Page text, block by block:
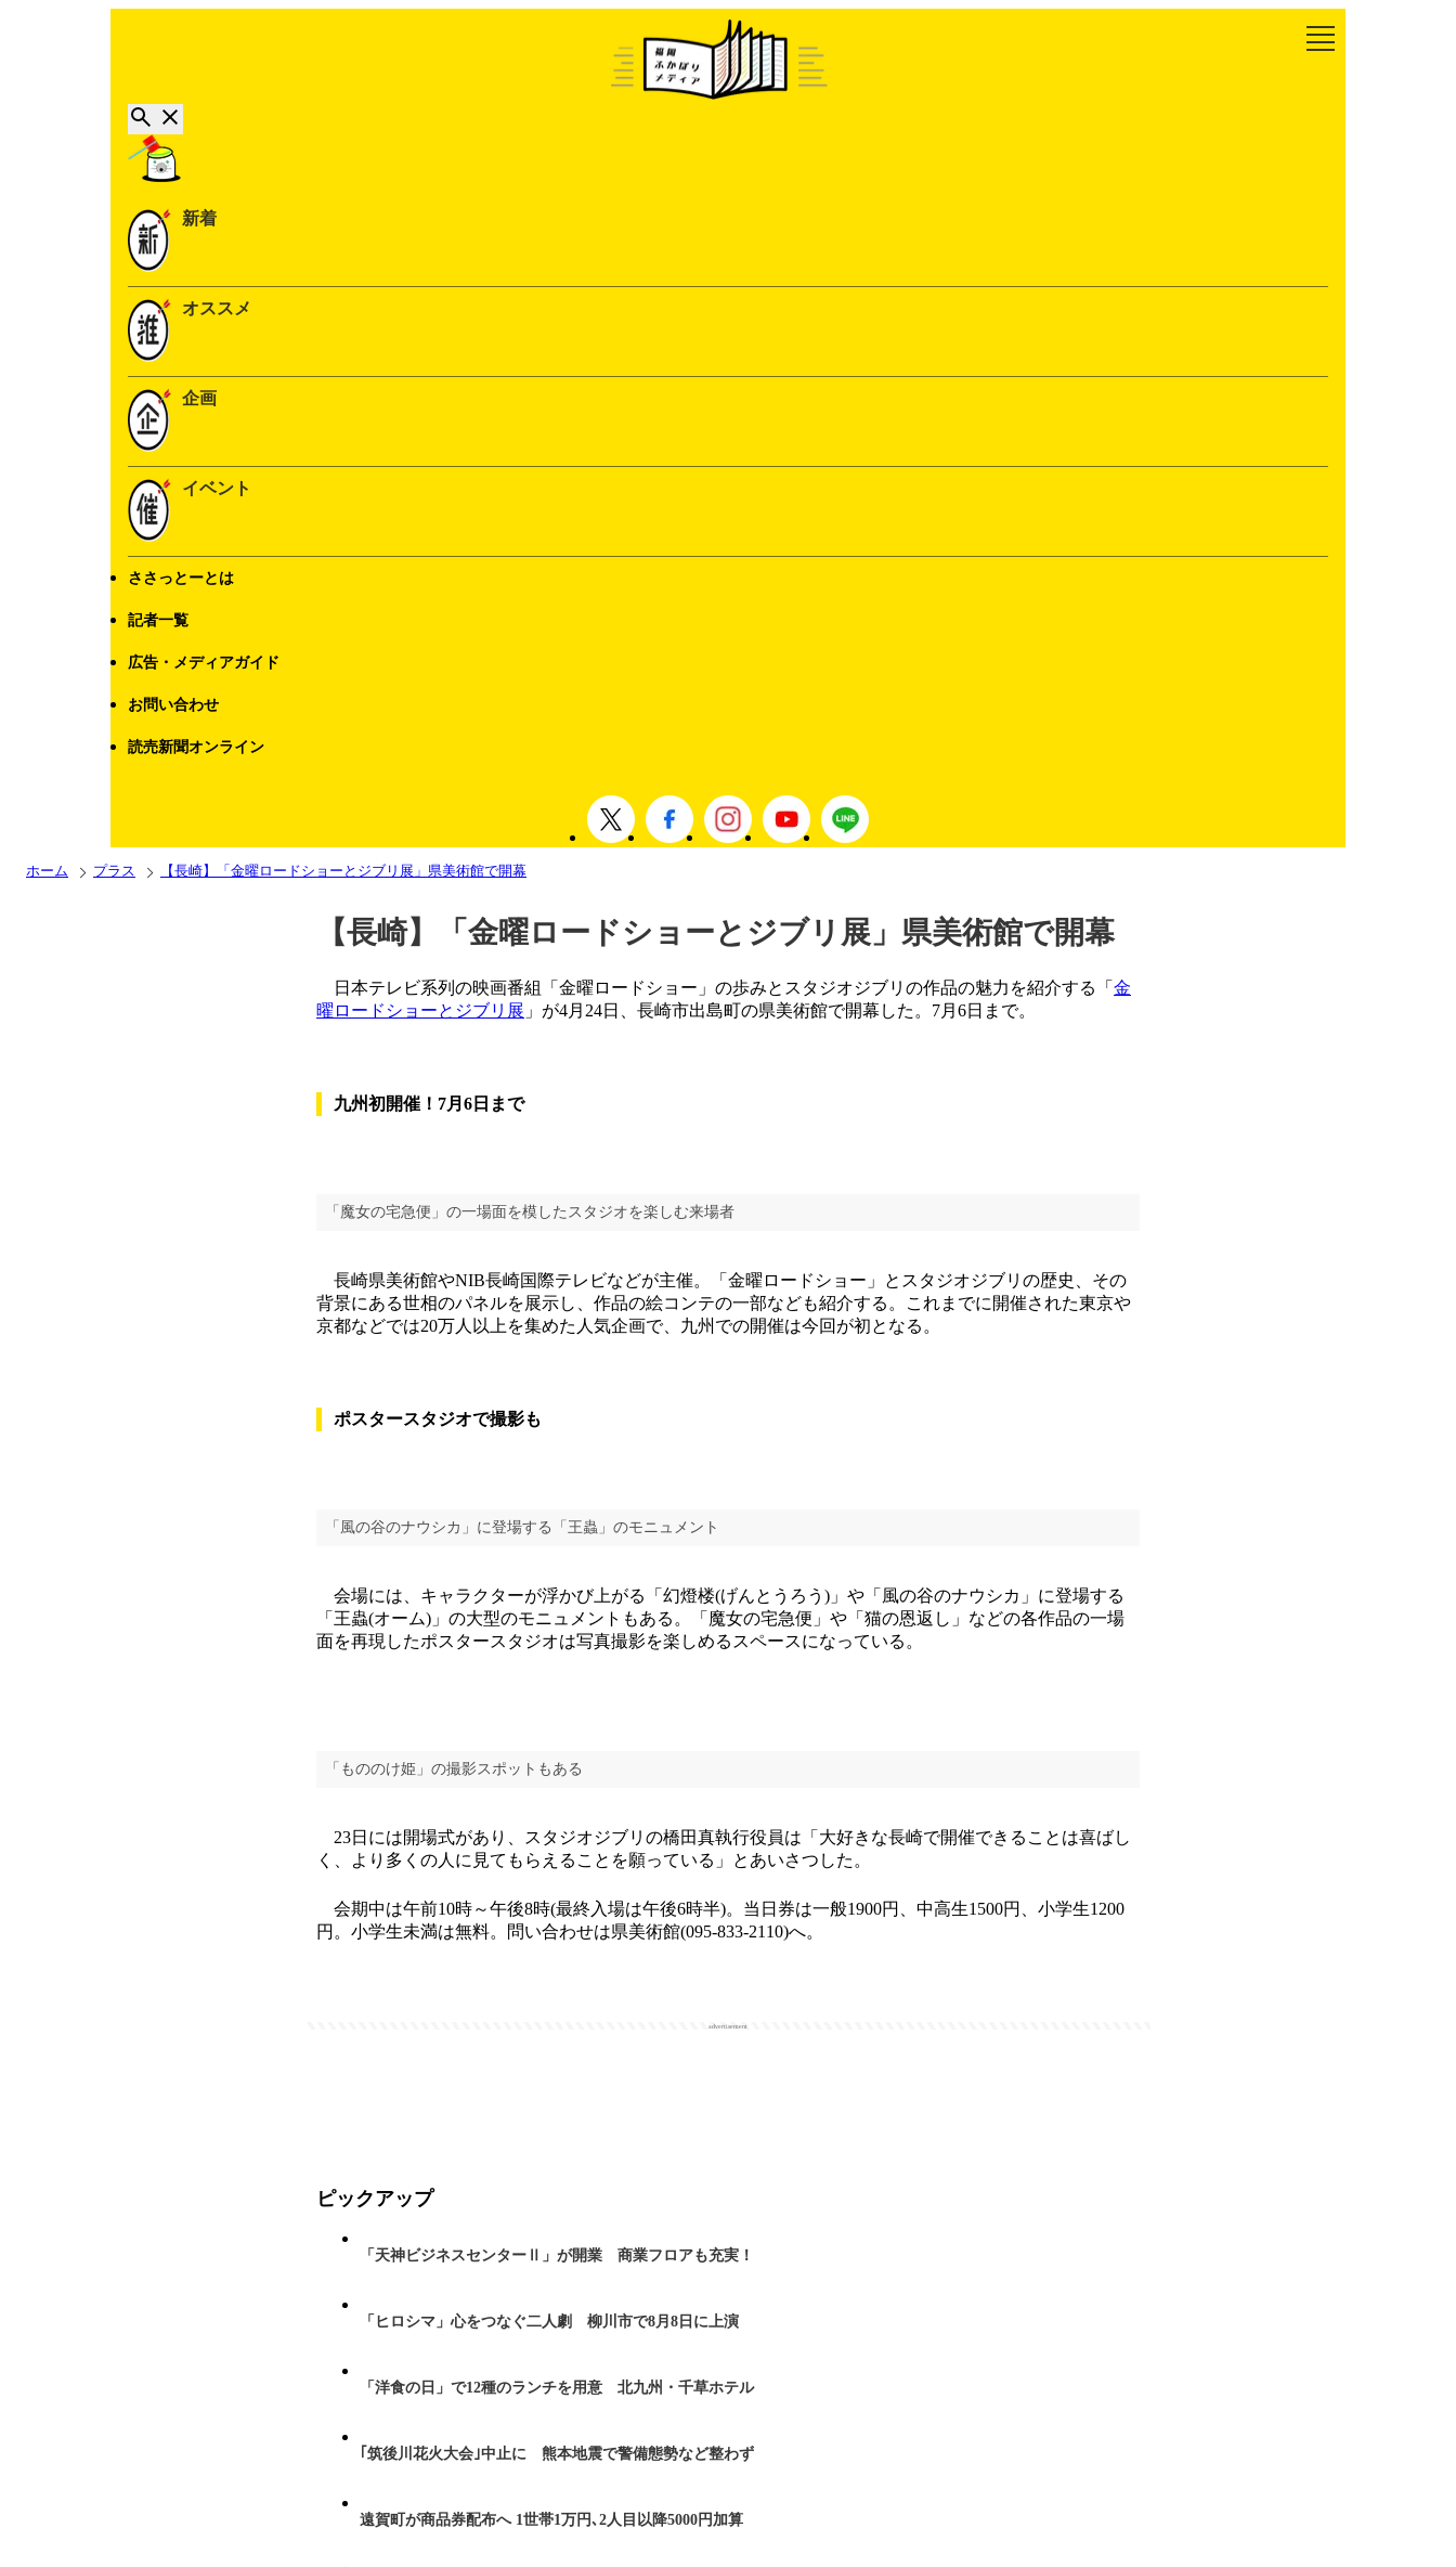
新着
オススメ
企画
イベント
ささっとーとは
記者一覧
広告・メディアガイド
お問い合わせ
読売新聞オンライン
ホーム プラス 【長崎】「金曜ロードショーとジブリ展」県美術館で開幕
【長崎】「金曜ロードショーとジブリ展」県美術館で開幕
日本テレビ系列の映画番組「金曜ロードショー」の歩みとスタジオジブリの作品の魅力を紹介する「 金
曜ロードショーとジブリ展 」が4月24日、長崎市出島町の県美術館で開幕した。7月6日まで。
九州初開催！7月6日まで
「魔女の宅急便」の一場面を模したスタジオを楽しむ来場者
長崎県美術館やNIB長崎国際テレビなどが主催。「金曜ロードショー」とスタジオジブリの歴史、その
背景にある世相のパネルを展示し、作品の絵コンテの一部なども紹介する。これまでに開催された東京や
京都などでは20万人以上を集めた人気企画で、九州での開催は今回が初となる。
ポスタースタジオで撮影も
「風の谷のナウシカ」に登場する「王蟲」のモニュメント
会場には、キャラクターが浮かび上がる「幻燈楼(げんとうろう)」や「風の谷のナウシカ」に登場する
「王蟲(オーム)」の大型のモニュメントもある。「魔女の宅急便」や「猫の恩返し」などの各作品の一場
面を再現したポスタースタジオは写真撮影を楽しめるスペースになっている。
「もののけ姫」の撮影スポットもある
23日には開場式があり、スタジオジブリの橋田真執行役員は「大好きな長崎で開催できることは喜ばし
く、より多くの人に見てもらえることを願っている」とあいさつした。
会期中は午前10時～午後8時(最終入場は午後6時半)。当日券は一般1900円、中高生1500円、小学生1200
円。小学生未満は無料。問い合わせは県美術館(095-833-2110)へ。
advertisement
ピックアップ
「天神ビジネスセンターⅡ」が開業 商業フロアも充実！
「ヒロシマ」心をつなぐ二人劇 柳川市で8月8日に上演
「洋食の日」で12種のランチを用意 北九州・千草ホテル
｢筑後川花火大会｣中止に 熊本地震で警備態勢など整わず
遠賀町が商品券配布へ 1世帯1万円､2人目以降5000円加算